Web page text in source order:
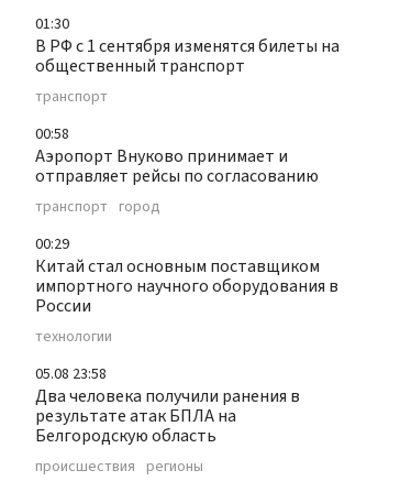
01:30
В РФ с 1 сентября изменятся билеты на
общественный транспорт
транспорт
00:58
Аэропорт Внуково принимает и
отправляет рейсы по согласованию
транспорт город
00:29
Китай стал основным поставщиком
импортного научного оборудования в
России
технологии
05.08 23:58
Два человека получили ранения в
результате атак БПЛА на
Белгородскую область
происшествия регионы